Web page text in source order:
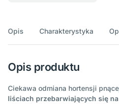
Opis Charakterystyka
Opis produktu
Ciekawa odmiana hortensji
liściach przebarwiających się na